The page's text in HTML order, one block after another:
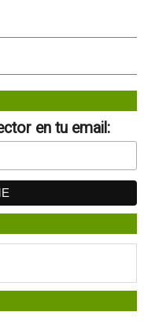
en tu email: